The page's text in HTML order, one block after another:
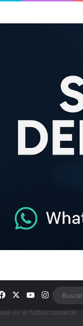
FacebookYouTube
Instagram